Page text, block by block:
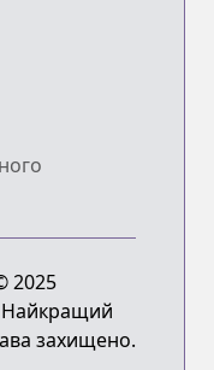
2025
Найкращий
захищено.